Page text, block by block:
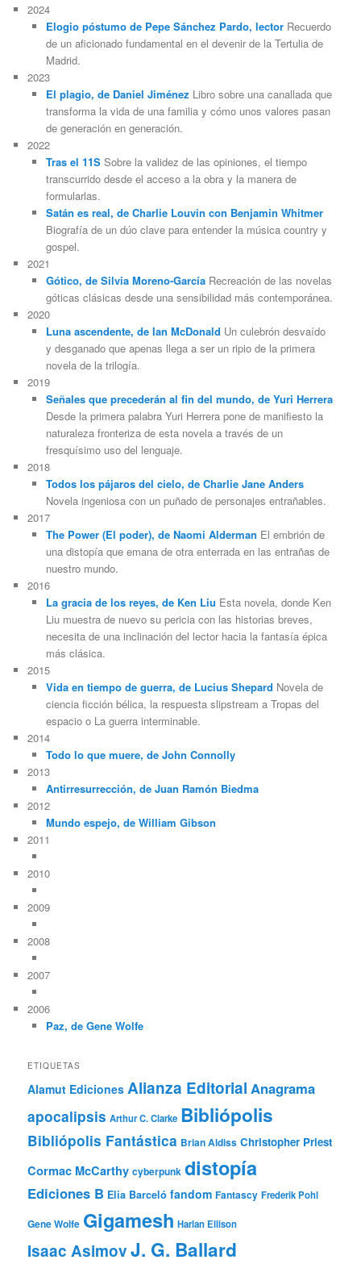
2024
Elogio póstumo de Pepe Sánchez Pardo, lectorRecuerdo
de un aficionado fundamental en el devenir de la Tertulia de
Madrid.
2023
El plagio, de Daniel Jiménez Libro sobre una canallada que
transforma la vida de una familia y cómo unos valores pasan
de generación en generación.
2022
Tras el 11SSobre la validez de las opiniones, el tiempo
transcurrido desde el acceso a la obra y la manera de
formularlas.
Satán es real, de Charlie Louvin con Benjamin Whitmer
Biografía de un dúo clave para entender la música country y
gospel.
2021
Gótico, de Silvia Moreno-GarcíaRecreación de las novelas
góticas clásicas desde una sensibilidad más contemporánea.
2020
Luna ascendente, de Ian McDonald Un culebrón desvaído
y desganado que apenas llega a ser un ripio de la primera
novela de la trilogía.
2019
Señales que precederán al fin del mundo, de Yuri Herrera
Desde la primera palabra Yuri Herrera pone de manifiesto la
naturaleza fronteriza de esta novela a través de un
fresquísimo uso del lenguaje.
2018
Todos los pájaros del cielo, de Charlie Jane Anders
Novela ingeniosa con un puñado de personajes entrañables.
2017
The Power (El poder), de Naomi Alderman El embrión de
una distopía que emana de otra enterrada en las entrañas de
nuestro mundo.
2016
La gracia de los reyes, de Ken Liu Esta novela, donde Ken
Liu muestra de nuevo su pericia con las historias breves,
necesita de una inclinación del lector hacia la fantasía épica
más clásica.
2015
Vida en tiempo de guerra, de Lucius Shepard Novela de
ciencia ficción bélica, la respuesta slipstream a Tropas del
espacio o La guerra interminable.
2014
Todo lo que muere, de John Connolly
2013
Antirresurrección, de Juan Ramón Biedma
2012
Mundo espejo, de William Gibson
2011
2010
2009
2008
2007
2006
Paz, de Gene Wolfe
ETIQUETAS
Alamut Ediciones Alianza Editorial Anagrama
apocalipsis Arthur C. Clarke Bibliópolis
Bibliópolis Fantástica Brian Aldiss Christopher Priest
Cormac McCarthy cyberpunk distopía
Ediciones B Elia Barceló fandom Fantascy Frederik Pohl
Gene Wolfe Gigamesh Harlan Ellison
Isaac AsimovJ. G. Ballard